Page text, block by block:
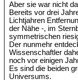
Aber sie war nicht
Bereits vor drei
Lichtjahren
der Nähe -, im
symmetrischen
Der nunmehr
Wissenschaftler
noch vor einigen
Es sind die beiden
Universums.